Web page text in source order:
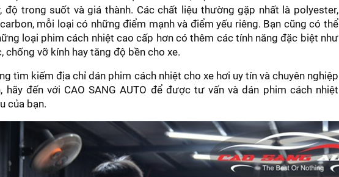
độ trong suốt và giá thành. Các chất liệu thường gặp nhất là polyester,
mỗi loại có những điểm mạnh và điểm yếu riêng. Bạn cũng có thể
loại phim cách nhiệt cao cấp hơn có thêm các tính năng đặc biệt như
chống vỡ kính hay tăng độ bền cho xe.
tìm kiếm địa chỉ dán phim cách nhiệt cho xe hơi uy tín và chuyên nghiệp
hãy đến với CAO SANG AUTO để được tư vấn và dán phim cách nhiệt
của bạn.